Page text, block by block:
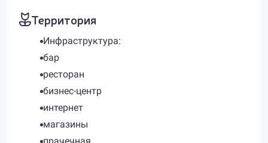
Территория
Инфраструктура:
бар
ресторан
бизнес-центр
интернет
магазины